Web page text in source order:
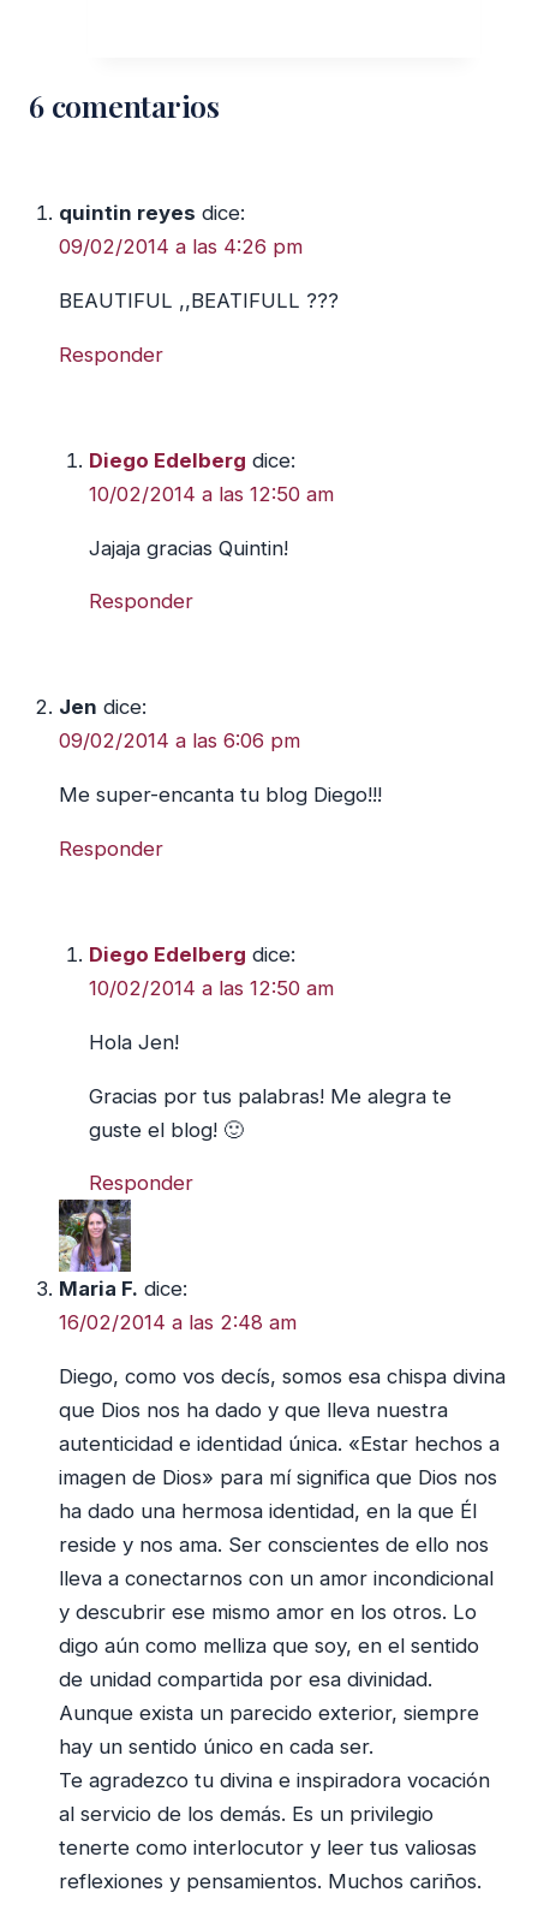
Tierra
6 comentarios
quintin reyes dice:
09/02/2014 a las 4:26 pm
BEAUTIFUL ,,BEATIFULL ???
Responder
Diego Edelberg dice:
10/02/2014 a las 12:50 am
Jajaja gracias Quintin!
Responder
Jen dice:
09/02/2014 a las 6:06 pm
Me super-encanta tu blog Diego!!!
Responder
Diego Edelberg dice:
10/02/2014 a las 12:50 am
Hola Jen!
Gracias por tus palabras! Me alegra te
guste el blog! 🙂
Responder
Maria F. dice:
16/02/2014 a las 2:48 am
Diego, como vos decís, somos esa chispa divina
que Dios nos ha dado y que lleva nuestra
autenticidad e identidad única. «Estar hechos a
imagen de Dios» para mí significa que Dios nos
ha dado una hermosa identidad, en la que Él
reside y nos ama. Ser conscientes de ello nos
lleva a conectarnos con un amor incondicional
y descubrir ese mismo amor en los otros. Lo
digo aún como melliza que soy, en el sentido
de unidad compartida por esa divinidad.
Aunque exista un parecido exterior, siempre
hay un sentido único en cada ser.
Te agradezco tu divina e inspiradora vocación
al servicio de los demás. Es un privilegio
tenerte como interlocutor y leer tus valiosas
reflexiones y pensamientos. Muchos cariños.